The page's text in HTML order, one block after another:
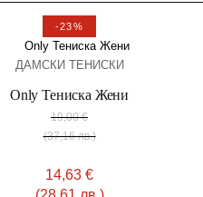
-23%
ДАМСКИ ТЕНИСКИ
Only Тениска Жени
19,00€
(37,16 лв.)
14,63 €